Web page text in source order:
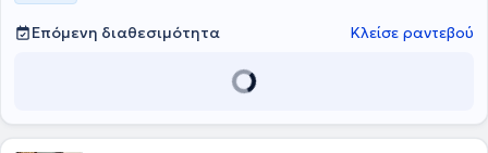
Επόμενη διαθεσιμότητα Κλείσε ραντεβού